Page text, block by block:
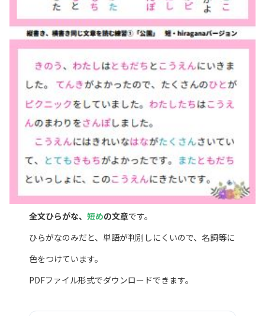
全文ひらがな、短めの文章です。
ひらがなのみだと、単語が判別しにくいので、名詞等に
色をつけています。
PDFファイル形式でダウンロードできます。